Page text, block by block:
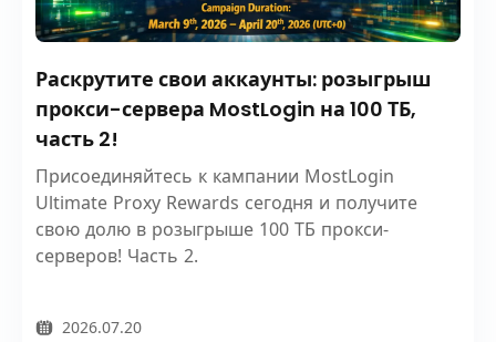
Раскрутите свои аккаунты: розыгрыш
прокси-сервера MostLogin на 100 ТБ,
часть 2!
Присоединяйтесь к кампании MostLogin
Ultimate Proxy Rewards сегодня и получите
свою долю в розыгрыше 100 ТБ прокси-
серверов! Часть 2.
2026.07.20